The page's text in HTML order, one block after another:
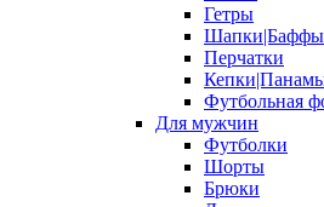
Гетры
Шапки|Баффы
Перчатки
Футбольная
Для мужчин
Футболки
Шорты
Брюки